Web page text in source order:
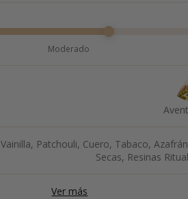
Moderado
Vainilla, Patchouli, Cuero, Tabaco,
Secas, Resinas
Ver más